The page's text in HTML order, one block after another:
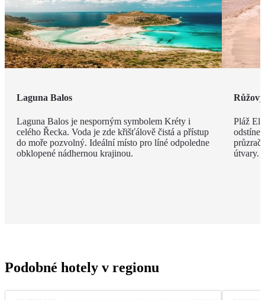
Laguna Balos
Laguna Balos je nesporným symbolem Kréty i
celého Řecka. Voda je zde křišťálově čistá a přístup
do moře pozvolný. Ideální místo pro líné odpoledne
obklopené nádhernou krajinou.
Pláž
útvary.
Podobné hotely v regionu